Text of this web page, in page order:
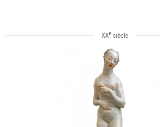
XXesiècle